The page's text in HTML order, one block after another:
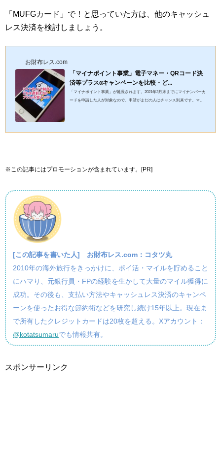
「MUFGカード」で！と思っていた方は、他のキャッシュ
レス決済を検討しましょう。
お財布レス.com
「マイナポイント事業」電子マネー・QRコード決
済等プラスαキャンペーンを比較・ど...
「マイナポイント事業」が延長されます。2021年3月末までにマイナンバーカ
ードを申請した人が対象なので、申請がまだの人はチャンス到来です。マイ
※この記事にはプロモーションが含まれています。[PR]
[この記事を書いた人] お財布レス.com：コタツ丸
2010年の海外旅行をきっかけに、ポイ活・マイルを貯めること
にハマり、元銀行員・FPの経験を生かして大量のマイル獲得に
成功。その後も、支払い方法やキャッシュレス決済のキャンペ
ーンを使ったお得な節約術などを研究し続け15年以上。現在ま
で所有したクレジットカードは20枚を超える。Xアカウント：
@kotatsumaruでも情報共有。
スポンサーリンク